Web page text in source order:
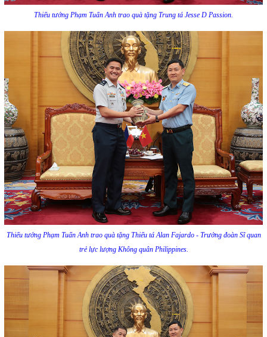
Thiếu tướng Phạm Tuấn Anh trao quà tặng Trung tá Jesse D Passion.
Thiếu tướng Phạm Tuấn Anh trao quà tặng Thiếu tá Alan Fajardo - Trưởng đoàn Sĩ quan
trẻ lực lượng Không quân Philippines.